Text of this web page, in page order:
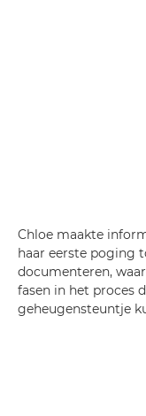
Chloe maakte
haar eerste poging
documenteren,
fasen in het proces
geheugensteuntje